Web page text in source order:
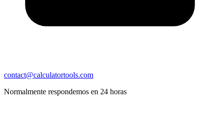
contact@calculatortools.com
Normalmente respondemos en 24 horas